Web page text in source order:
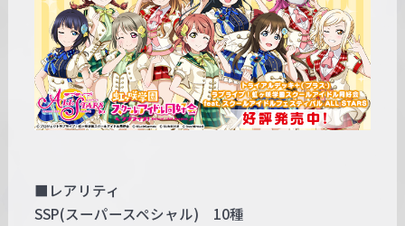
■レアリティ
SSP(スーパースペシャル) 10種